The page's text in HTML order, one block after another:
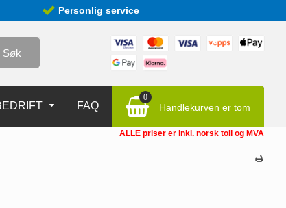
Personlig service
Søk
0
Handlekurven er tom
FAQ
ALLE priser er inkl. norsk toll og MVA